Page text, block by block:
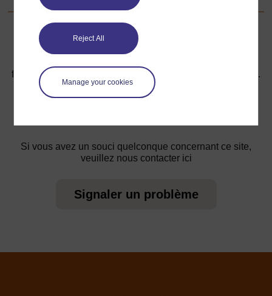
Reject All
Manage your cookies
foire aux questions qui peut vous fournir l'aide nécessaire.
Si vous avez un souci quelconque concernant ce site,
veuillez nous contacter ici
Signaler un problème